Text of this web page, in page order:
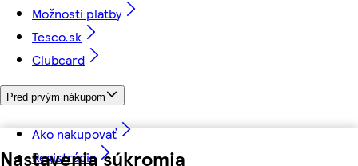
Nastavenia súkromia
Možnosti platby
Tesco.sk
Clubcard
Pred prvým nákupom
Ako nakupovať
Registrácia